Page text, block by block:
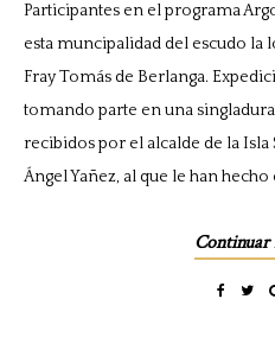
Participantes en el programa
esta muncipalidad del escudo la
Fray Tomás de Berlanga.
tomando parte en una
recibidos por el alcalde de la Isla
Ángel Yañez, al que le han hecho
Continuar